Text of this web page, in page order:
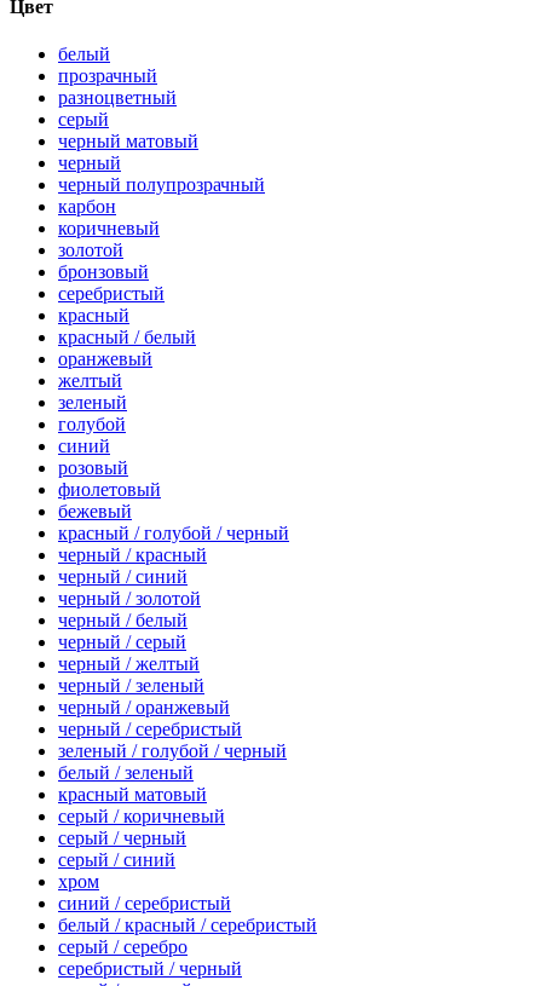
Цвет
белый
прозрачный
разноцветный
серый
черный матовый
черный
черный полупрозрачный
карбон
коричневый
золотой
бронзовый
серебристый
красный
красный / белый
оранжевый
желтый
зеленый
голубой
синий
розовый
фиолетовый
бежевый
красный / голубой / черный
черный / красный
черный / синий
черный / золотой
черный / белый
черный / серый
черный / желтый
черный / зеленый
черный / оранжевый
черный / серебристый
зеленый / голубой / черный
белый / зеленый
красный матовый
серый / коричневый
серый / черный
серый / синий
хром
синий / серебристый
белый / красный / серебристый
серый / серебро
серебристый / черный